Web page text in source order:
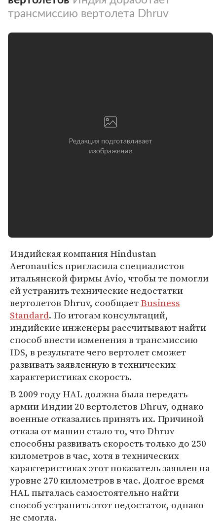
трансмиссию вертолета Dhruv
Индийская компания Hindustan
Aeronautics пригласила специалистов
итальянской фирмы Avio, чтобы те помогли
ей устранить технические недостатки
вертолетов Dhruv, сообщаетBusiness
Standard. По итогам консультаций,
индийские инженеры рассчитывают найти
способ внести изменения в трансмиссию
IDS, в результате чего вертолет сможет
развивать заявленную в технических
характеристиках скорость.
В 2009 году HAL должна была передать
армии Индии 20 вертолетов Dhruv, однако
военные отказались принять их. Причиной
отказа от машин стало то, что Dhruv
способны развивать скорость только до 250
километров в час, хотя в технических
характеристиках этот показатель заявлен на
уровне 270 километров в час. Долгое время
HAL пыталась самостоятельно найти
способ устранить этот недостаток, однако
не смогла.